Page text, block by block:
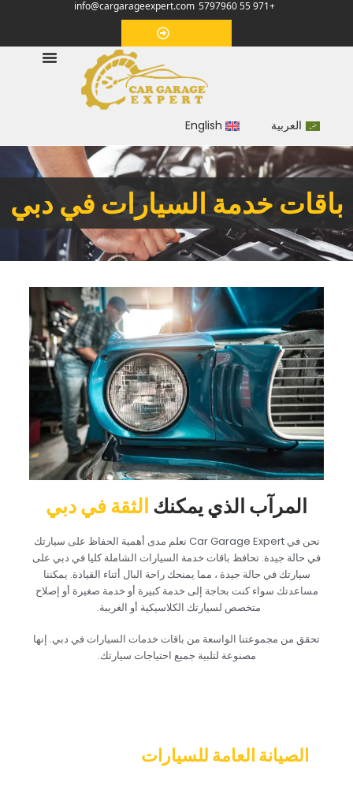
+971 55 5797960
info@cargarageexpert.com
‏موعد‏
العربية English
باقات خدمة السيارات في دبي
‏المرآب الذي يمكنك‏ ‏الثقة في دبي‏
‏نحن في Car Garage Expert نعلم مدى أهمية الحفاظ على سيارتك
في حالة جيدة. تحافظ باقات خدمة السيارات الشاملة كليا في دبي على
سيارتك في حالة جيدة ، مما يمنحك راحة البال أثناء القيادة. يمكننا
مساعدتك سواء كنت بحاجة إلى خدمة كبيرة أو خدمة صغيرة أو إصلاح
متخصص لسيارتك الكلاسيكية أو الغريبة.‏
‏تحقق من مجموعتنا الواسعة من باقات خدمات السيارات في دبي. إنها
مصنوعة لتلبية جميع احتياجات سيارتك.‏
‏الصيانة العامة للسيارات‏